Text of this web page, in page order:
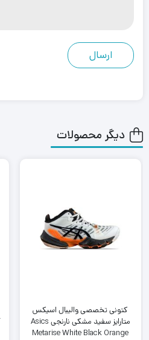
دیگر محصولات
کتونی تخصصی والیبال اسیکس
متارایز سفید مشکی نارنجی Asics
Metarise White Black Orange